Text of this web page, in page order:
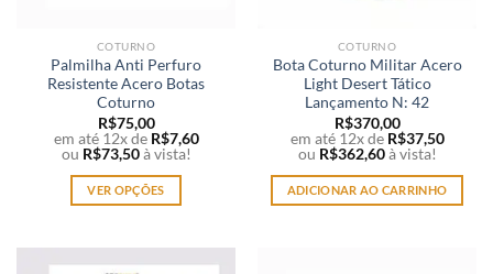
COTURNO
Palmilha Anti Perfuro
Resistente Acero Botas
Coturno
R$75,00
em até 12x de R$7,60
ou R$73,50 à vista!
VER OPÇÕES
tem
COTURNO
Bota Coturno Militar Acero
Light Desert Tático
Lançamento N: 42
R$370,00
em até 12x de R$37,50
ou R$362,60 à vista!
ADICIONAR AO CARRINHO